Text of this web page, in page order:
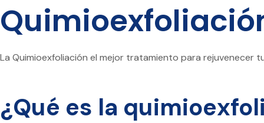
La Quimioexfoliación el mejor tratamiento para rejuvenecer
¿Qué es la